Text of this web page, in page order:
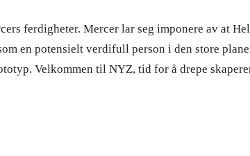
ferdigheter. Mercer lar seg imponere av at
en potensielt verdifull person i den store
Velkommen til NYZ, tid for å drepe